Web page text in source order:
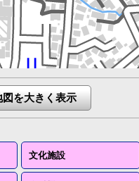
図を大きく表示
文化施設